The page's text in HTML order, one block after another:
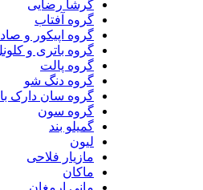
گرشا رضایی
گروه آفتاب
گروه اپیکور و صادق
گروه باتری و کلونل
گروه پالت
گروه دنگ شو
گروه سان دارک باند
گروه سون
گمیلو بند
لیون
مازیار فلاحی
ماکان